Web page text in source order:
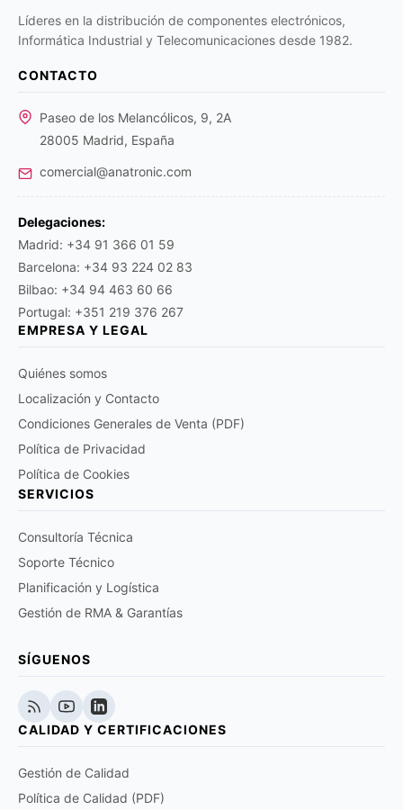
Líderes en la distribución de componentes electrónicos,
Informática Industrial y Telecomunicaciones desde 1982.
CONTACTO
Paseo de los Melancólicos, 9, 2A
28005 Madrid, España
comercial@anatronic.com
Delegaciones:
Madrid: +34 91 366 01 59
Barcelona: +34 93 224 02 83
Bilbao: +34 94 463 60 66
Portugal: +351 219 376 267
EMPRESA Y LEGAL
Quiénes somos
Localización y Contacto
Condiciones Generales de Venta (PDF)
Política de Privacidad
Política de Cookies
SERVICIOS
Consultoría Técnica
Soporte Técnico
Planificación y Logística
Gestión de RMA & Garantías
SÍGUENOS
CALIDAD Y CERTIFICACIONES
Gestión de Calidad
Política de Calidad (PDF)